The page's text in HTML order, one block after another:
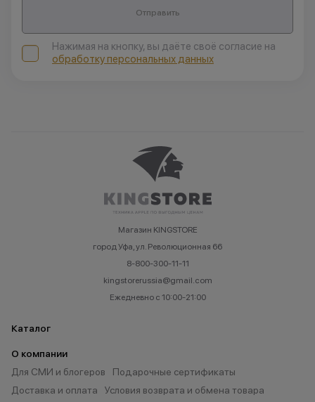
Отправить
Нажимая на кнопку, вы даёте своё согласие на
обработку персональных данных
Магазин KINGSTORE
город Уфа, ул. Революционная 66
8-800-300-11-11
kingstorerussia@gmail.com
Ежедневно с 10:00-21:00
Каталог
О компании
Для СМИ и блогеров
Подарочные сертификаты
Доставка и оплата
Условия возврата и обмена товара